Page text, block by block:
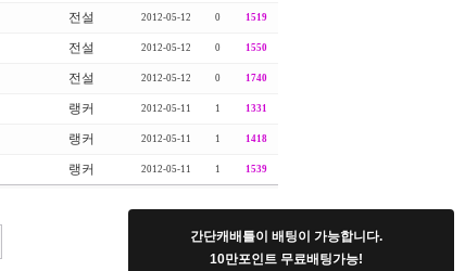
전설 2012-05-12 0 1519
전설 2012-05-12 0 1550
전설 2012-05-12 0 1740
랭커 2012-05-11 1 1331
랭커 2012-05-11 1 1418
랭커 2012-05-11 1 1539
간단캐배틀이 배팅이 가능합니다.
10만포인트 무료배팅가능!